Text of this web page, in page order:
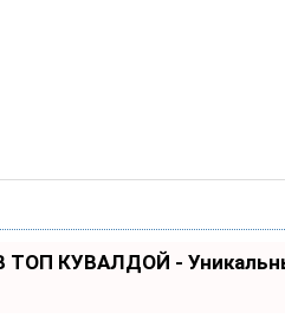
ТОП КУВАЛДОЙ -